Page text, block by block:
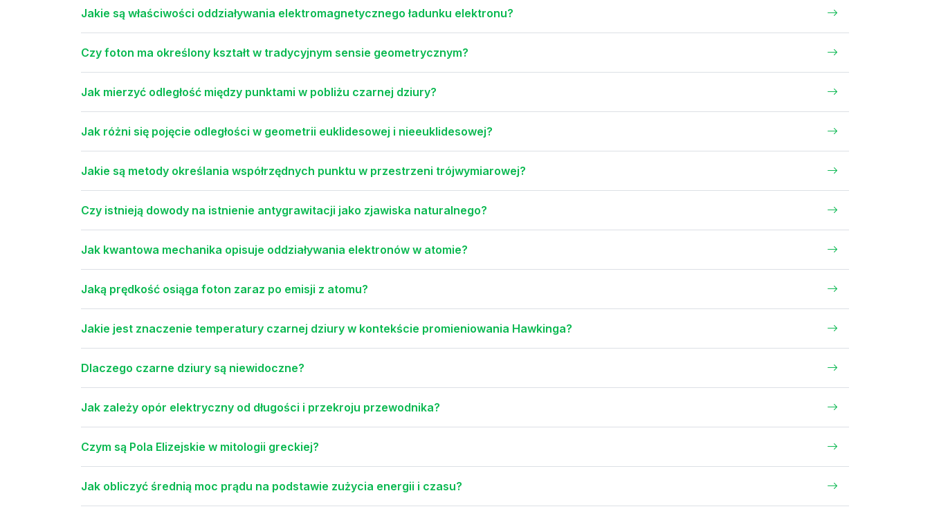
Jakie są właściwości oddziaływania elektromagnetycznego ładunku elektronu?
Czy foton ma określony kształt w tradycyjnym sensie geometrycznym?
Jak mierzyć odległość między punktami w pobliżu czarnej dziury?
Jak różni się pojęcie odległości w geometrii euklidesowej i nieeuklidesowej?
Jakie są metody określania współrzędnych punktu w przestrzeni trójwymiarowej?
Czy istnieją dowody na istnienie antygrawitacji jako zjawiska naturalnego?
Jak kwantowa mechanika opisuje oddziaływania elektronów w atomie?
Jaką prędkość osiąga foton zaraz po emisji z atomu?
Jakie jest znaczenie temperatury czarnej dziury w kontekście promieniowania Hawkinga?
Dlaczego czarne dziury są niewidoczne?
Jak zależy opór elektryczny od długości i przekroju przewodnika?
Czym są Pola Elizejskie w mitologii greckiej?
Jak obliczyć średnią moc prądu na podstawie zużycia energii i czasu?